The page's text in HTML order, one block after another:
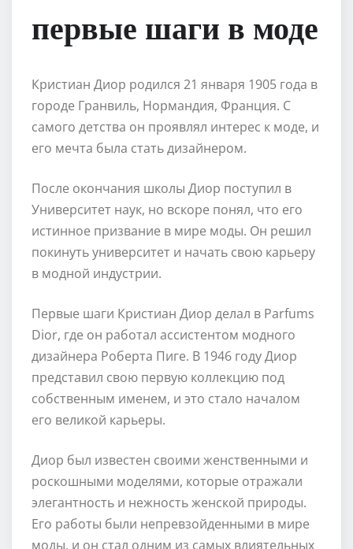
первые шаги в моде
Кристиан Диор родился 21 января 1905 года в
городе Гранвиль, Нормандия, Франция. С
самого детства он проявлял интерес к моде, и
его мечта была стать дизайнером.
После окончания школы Диор поступил в
Университет наук, но вскоре понял, что его
истинное призвание в мире моды. Он решил
покинуть университет и начать свою карьеру
в модной индустрии.
Первые шаги Кристиан Диор делал в Parfums
Dior, где он работал ассистентом модного
дизайнера Роберта Пиге. В 1946 году Диор
представил свою первую коллекцию под
собственным именем, и это стало началом
его великой карьеры.
Диор был известен своими женственными и
роскошными моделями, которые отражали
элегантность и нежность женской природы.
Его работы были непревзойденными в мире
моды, и он стал одним из самых влиятельных